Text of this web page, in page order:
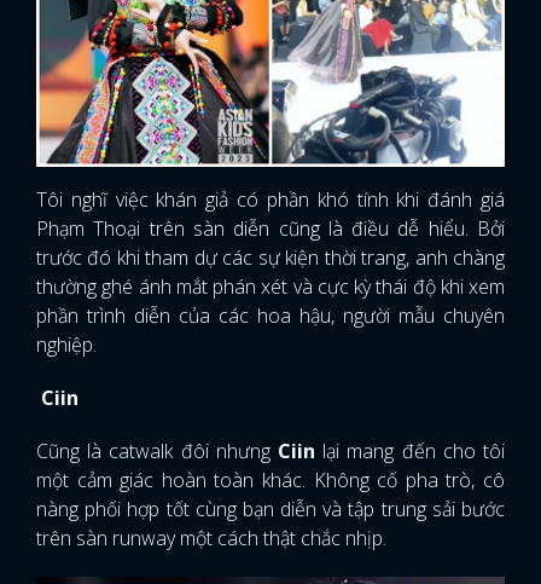
Tôi nghĩ việc khán giả có phần khó tính khi đánh giá
Phạm Thoại trên sàn diễn cũng là điều dễ hiểu. Bởi
trước đó khi tham dự các sự kiện thời trang, anh chàng
thường ghé ánh mắt phán xét và cực kỳ thái độ khi xem
phần trình diễn của các hoa hậu, người mẫu chuyên
nghiệp.
Ciin
Cũng là catwalk đôi nhưng Ciin lại mang đến cho tôi
một cảm giác hoàn toàn khác. Không cố pha trò, cô
nàng phối hợp tốt cùng bạn diễn và tập trung sải bước
trên sàn runway một cách thật chắc nhịp.